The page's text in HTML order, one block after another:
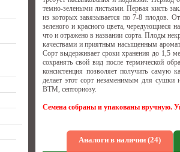
темно-зелеными листьями. Первая кисть
из которых завязывается по 7-8 плодов.
зеленого и красного цвета, чередующиеся
что и отражено в названии сорта. Плоды
качествами и приятным насыщенным
Сорт выдерживает сроки хранения до 1,5
сохранять свой вид после термической
консистенция позволяет получить самую
делает этот сорт незаменимым для сушки
ВТМ, септориозу.
Семена собраны и упакованы вручную.
Аналоги в наличии (24)